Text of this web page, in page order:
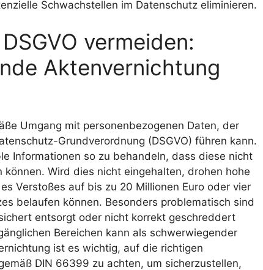
Schwachstellen im Datenschutz eliminieren.
vermeiden:
Aktenvernichtung
Umgang mit personenbezogenen Daten, der
Grundverordnung (DSGVO) führen kann.
Informationen so zu behandeln, dass diese nicht
Wird dies nicht eingehalten, drohen hohe
Verstoßes auf bis zu 20 Millionen Euro oder vier
belaufen können. Besonders problematisch sind
entsorgt oder nicht korrekt geschreddert
Bereichen kann als schwerwiegender
ist es wichtig, auf die richtigen
DIN 66399 zu achten, um sicherzustellen,